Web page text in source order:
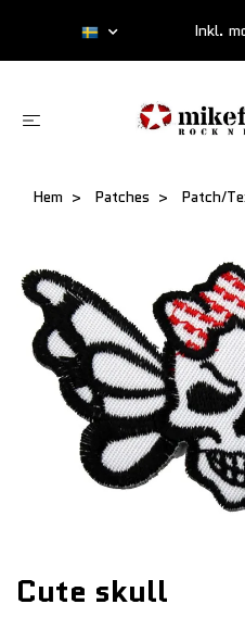
Inkl.
Hem Patches Patch/
Cute skull